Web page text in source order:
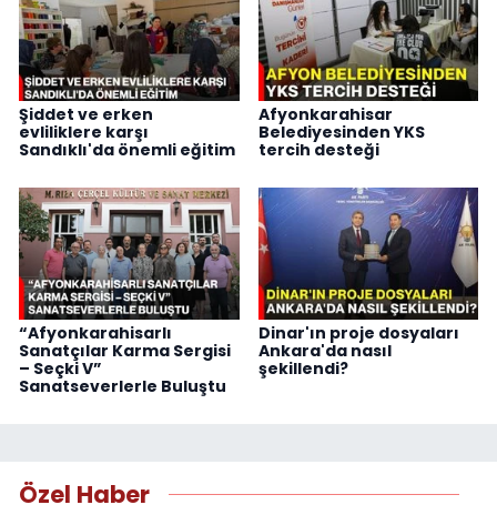
Şiddet ve erken
evliliklere karşı
Sandıklı'da önemli eğitim
Afyonkarahisar
Belediyesinden YKS
tercih desteği
“Afyonkarahisarlı
Sanatçılar Karma Sergisi
– Seçki V”
Sanatseverlerle Buluştu
Dinar'ın proje dosyaları
Ankara'da nasıl
şekillendi?
Özel Haber